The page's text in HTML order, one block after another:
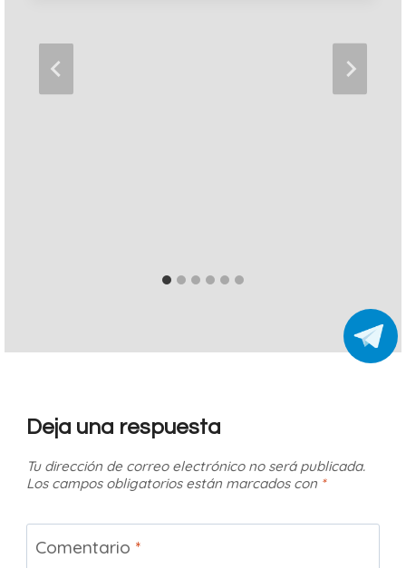
Deja una respuesta
Tu dirección de correo electrónico no será publicada.
Los campos obligatorios están marcados con *
Comentario *